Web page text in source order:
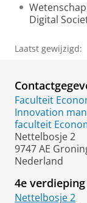
Digital
Laatst gewijzigd:
Faculteit
Innovation
faculteit
Nettelbosje 2
9747 AE
Nederland
4e verdieping
Nettelbosje 2